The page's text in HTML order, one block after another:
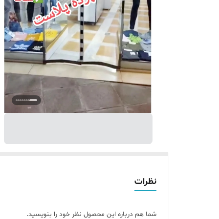
نظرات
شما هم درباره این محصول نظر خود را بنویسید.